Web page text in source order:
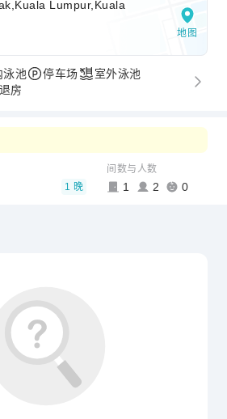
Lumpur,Kuala
地图
泳池 停车场
室外泳池
房
1 晚
间数与人数
1 2 0